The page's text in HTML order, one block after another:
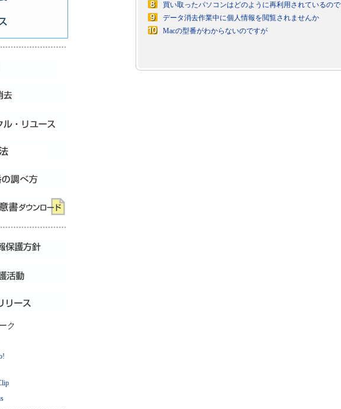
買い取ったパソコンはどのように再利用されているの
データ消去作業中に個人情報を閲覧されませんか
Macの型番がわからないのですが
ク